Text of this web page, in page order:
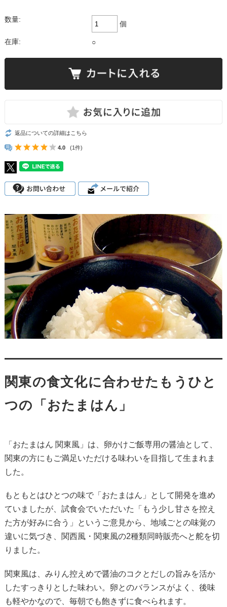
数量:
個
在庫: ○
返品についての詳細はこちら
4.0 (1件)
関東の食文化に合わせたもうひと
つの「おたまはん」
「おたまはん 関東風」は、卵かけご飯専用の醤油として、
関東の方にもご満足いただける味わいを目指して生まれま
した。
もともとはひとつの味で「おたまはん」として開発を進め
ていましたが、試食会でいただいた「もう少し甘さを控え
た方が好みに合う」というご意見から、地域ごとの味覚の
違いに気づき、関西風・関東風の2種類同時販売へと舵を切
りました。
関東風は、みりん控えめで醤油のコクとだしの旨みを活か
したすっきりとした味わい。卵とのバランスがよく、後味
も軽やかなので、毎朝でも飽きずに食べられます。